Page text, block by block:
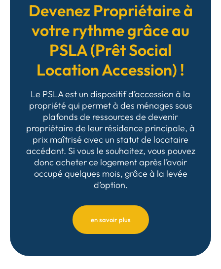
Devenez Propriétaire à
votre rythme grâce au
PSLA (Prêt Social
Location Accession) !
Le PSLA est un dispositif d’accession à la
propriété qui permet à des ménages sous
plafonds de ressources de devenir
propriétaire de leur résidence principale, à
prix maîtrisé avec un statut de locataire
accédant. Si vous le souhaitez, vous pouvez
donc acheter ce logement après l’avoir
occupé quelques mois, grâce à la levée
d’option.
en savoir plus